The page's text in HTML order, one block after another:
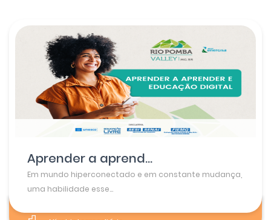
Aprender a aprend...
Em mundo hiperconectado e em constante mudança,
uma habilidade esse...